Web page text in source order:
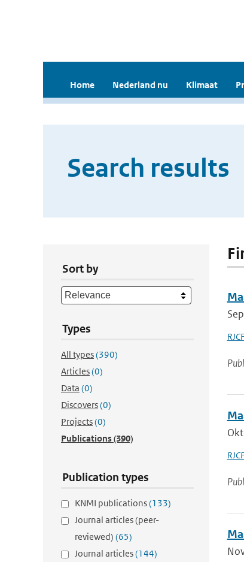
Home Nederland nu Klimaat
Search results
Sort by
Types
All types(390)
Articles(0)
Data (0)
Discovers(0)
Projects(0)
Publications(390)
Publication types
KNMI publications(133)
Journal articles (peer-
reviewed) (65)
Journal articles(144)